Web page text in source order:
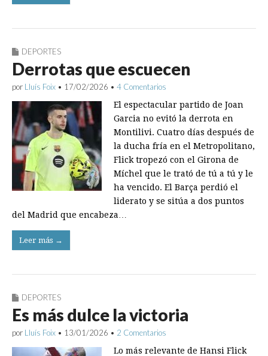
DEPORTES
Derrotas que escuecen
por Lluís Foix • 17/02/2026 • 4 Comentarios
El espectacular partido de Joan
Garcia no evitó la derrota en
Montilivi. Cuatro días después de
la ducha fría en el Metropolitano,
Flick tropezó con el Girona de
Míchel que le trató de tú a tú y le
ha vencido. El Barça perdió el
liderato y se sitúa a dos puntos
del Madrid que encabeza…
Leer más →
DEPORTES
Es más dulce la victoria
por Lluís Foix • 13/01/2026 • 2 Comentarios
Lo más relevante de Hansi Flick